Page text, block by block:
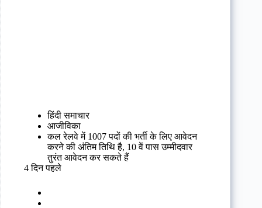
हिंदी समाचार
आजीविका
कल रेलवे में 1007 पदों की भर्ती के लिए आवेदन
करने की अंतिम तिथि है, 10 वें पास उम्मीदवार
तुरंत आवेदन कर सकते हैं
4 दिन पहले